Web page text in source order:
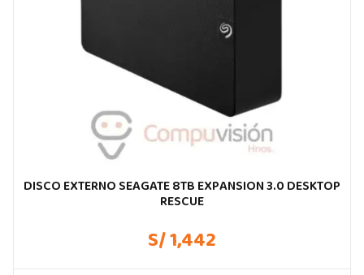
DISCO EXTERNO SEAGATE 8TB EXPANSION 3.0 DESKTOP
RESCUE
S/ 1,442